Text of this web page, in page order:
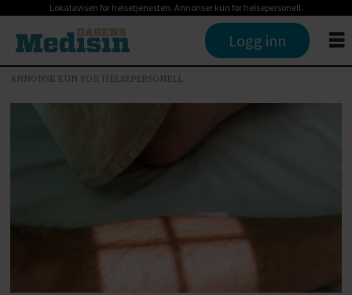
Lokalavisen for helsetjenesten. Annonser kun for helsepersonell.
Logg inn
ANNONSE KUN FOR HELSEPERSONELL